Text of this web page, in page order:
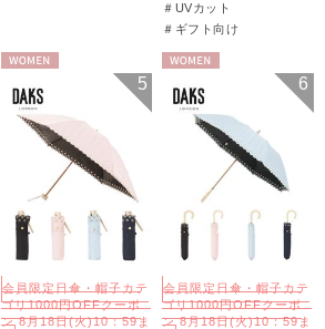
＃UVカット
＃ギフト向け
5
会員限定日傘・帽子カテ
ゴリ1000円OFFクーポ
ン 8月18日(火)10：59ま
6
会員限定日傘・帽子カテ
ゴリ1000円OFFクーポ
ン 8月18日(火)10：59ま